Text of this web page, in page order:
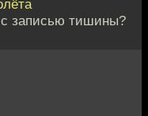
записью тишины?